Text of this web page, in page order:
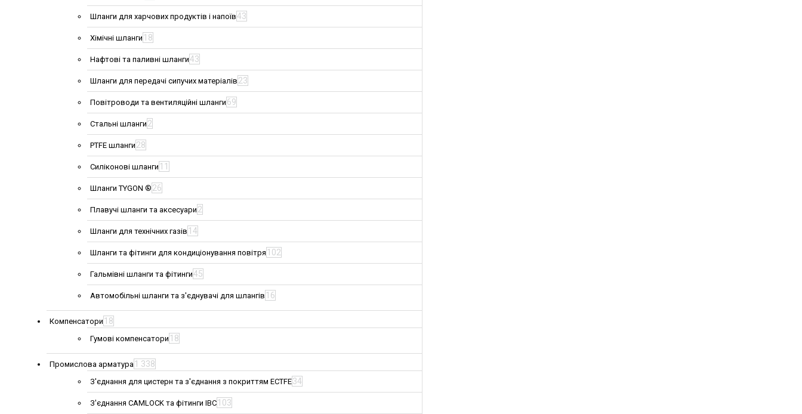
Шланги для харчових продуктів і напоїв43
Хімічні шланги 18
Нафтові та паливні шланги43
Шланги для передачі сипучих матеріалів 23
Повітроводи та вентиляційні шланги 69
Стальні шланги 2
PTFE шланги 28
Силіконові шланги 11
Шланги TYGON ® 26
Плавучі шланги та аксесуари 2
Шланги для технічних газів 14
Шланги та фітинги для кондиціонування повітря 102
Гальмівні шланги та фітинги45
Автомобільні шланги та з'єднувачі для шлангів 16
Компенсатори 18
Гумові компенсатори 18
Промислова арматура 1 338
З'єднання для цистерн та з'єднання з покриттям ECTFE34
З'єднання CAMLOCK та фітинги IBC 103